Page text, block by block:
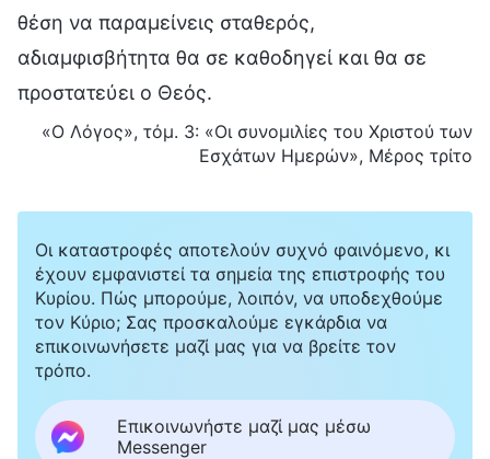
θέση να παραμείνεις σταθερός,
αδιαμφισβήτητα θα σε καθοδηγεί και θα σε
προστατεύει ο Θεός.
«Ο Λόγος», τόμ. 3: «Οι συνομιλίες του Χριστού των
Εσχάτων Ημερών», Μέρος τρίτο
Οι καταστροφές αποτελούν συχνό φαινόμενο, κι
έχουν εμφανιστεί τα σημεία της επιστροφής του
Κυρίου. Πώς μπορούμε, λοιπόν, να υποδεχθούμε
τον Κύριο; Σας προσκαλούμε εγκάρδια να
επικοινωνήσετε μαζί μας για να βρείτε τον
τρόπο.
Επικοινωνήστε μαζί μας μέσω
Messenger